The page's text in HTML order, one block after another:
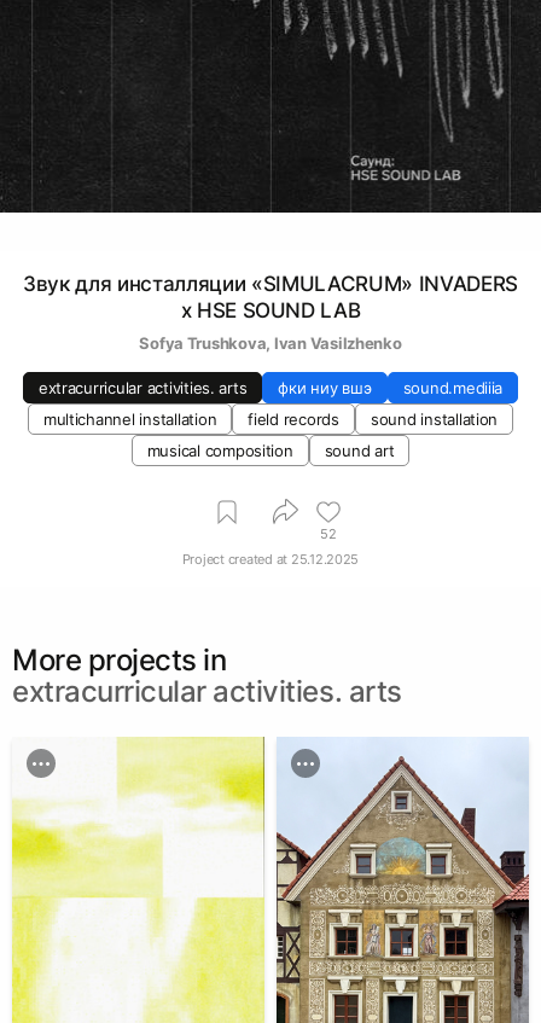
Звук для инсталляции «SIMULACRUM» INVADERS
x HSE SOUND LAB
Sofya Trushkova, Ivan Vasilzhenko
extracurricular activities. arts фки ниу вшэ
sound.mediiia
multichannel installation
field records
sound installation
musical composition
sound art
52
Project created at 25.12.2025
More projects in
extracurricular activities. arts